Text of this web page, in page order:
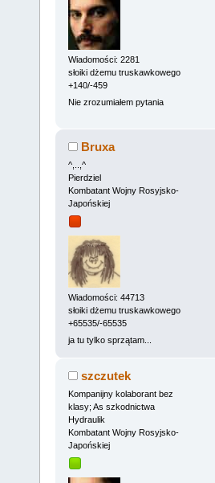
Wiadomości: 2281
słoiki dżemu truskawkowego
+140/-459
Nie zrozumiałem pytania
Bruxa
^,..,^
Pierdziel
Kombatant Wojny Rosyjsko-
Japońskiej
Wiadomości: 44713
słoiki dżemu truskawkowego
+65535/-65535
ja tu tylko sprzątam...
szczutek
Kompanijny kolaborant bez
klasy; As szkodnictwa
Hydraulik
Kombatant Wojny Rosyjsko-
Japońskiej